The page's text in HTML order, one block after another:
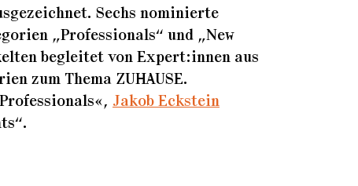
Sechs nominierte
„Professionals“ und „New
begleitet von Expert:innen aus
zum Thema ZUHAUSE.
Jakob Eckstein